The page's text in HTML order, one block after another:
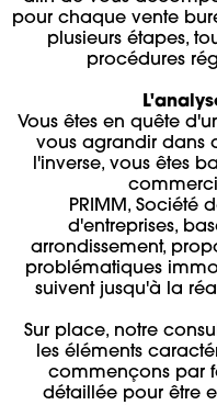
pour chaque vente
plusieurs étapes,
procédures
Vous êtes en quête
vous agrandir dans
l'inverse, vous êtes
PRIMM, Société
d'entreprises,
arrondissement,
problématiques
suivent jusqu'à la
Sur place, notre
les éléments
commençons par
détaillée pour être